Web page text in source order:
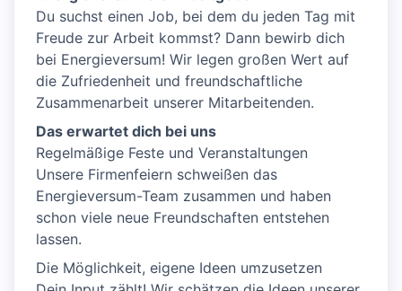
Du suchst einen Job, bei dem du jeden Tag mit
Freude zur Arbeit kommst? Dann bewirb dich
bei Energieversum! Wir legen großen Wert auf
die Zufriedenheit und freundschaftliche
Zusammenarbeit unserer Mitarbeitenden.
Das erwartet dich bei uns
Regelmäßige Feste und Veranstaltungen
Unsere Firmenfeiern schweißen das
Energieversum-Team zusammen und haben
schon viele neue Freundschaften entstehen
lassen.
Die Möglichkeit, eigene Ideen umzusetzen